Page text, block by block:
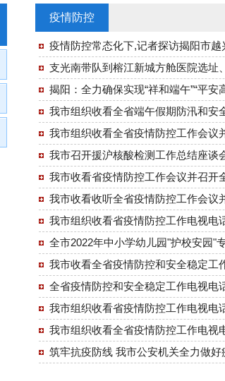
疫情防控
疫情防控常态化下,记者探访揭阳市越
支光南带队到榕江新城方舱医院选址
揭阳：全力确保实现“祥和端午”“平安
我市组织收看全省端午假期防汛和安
我市组织收看全省疫情防控工作会议
我市召开援沪核酸检测工作总结座谈
我市收看省疫情防控工作会议并召开
我市收看收听全省疫情防控工作会议
我市组织收看省疫情防控工作电视电
全市2022年中小学幼儿园"护校安园"
我市收看全省疫情防控和安全稳定工
全省疫情防控和安全稳定工作电视电
我市组织收看省疫情防控工作电视电
我市组织收看全省疫情防控工作电视
筑牢抗疫防线 我市公安机关全力做好